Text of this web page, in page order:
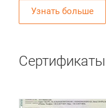
Узнать больше
Сертификаты